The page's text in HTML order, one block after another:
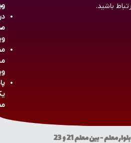
باشید.
معلم - بین معلم 21 و 23